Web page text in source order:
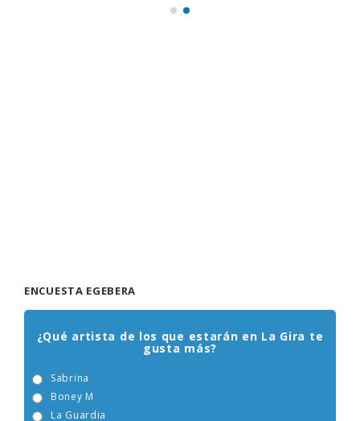
ENCUESTA EGEBERA
¿Qué artista de los que estarán en La Gira te
gusta más?
Boney M